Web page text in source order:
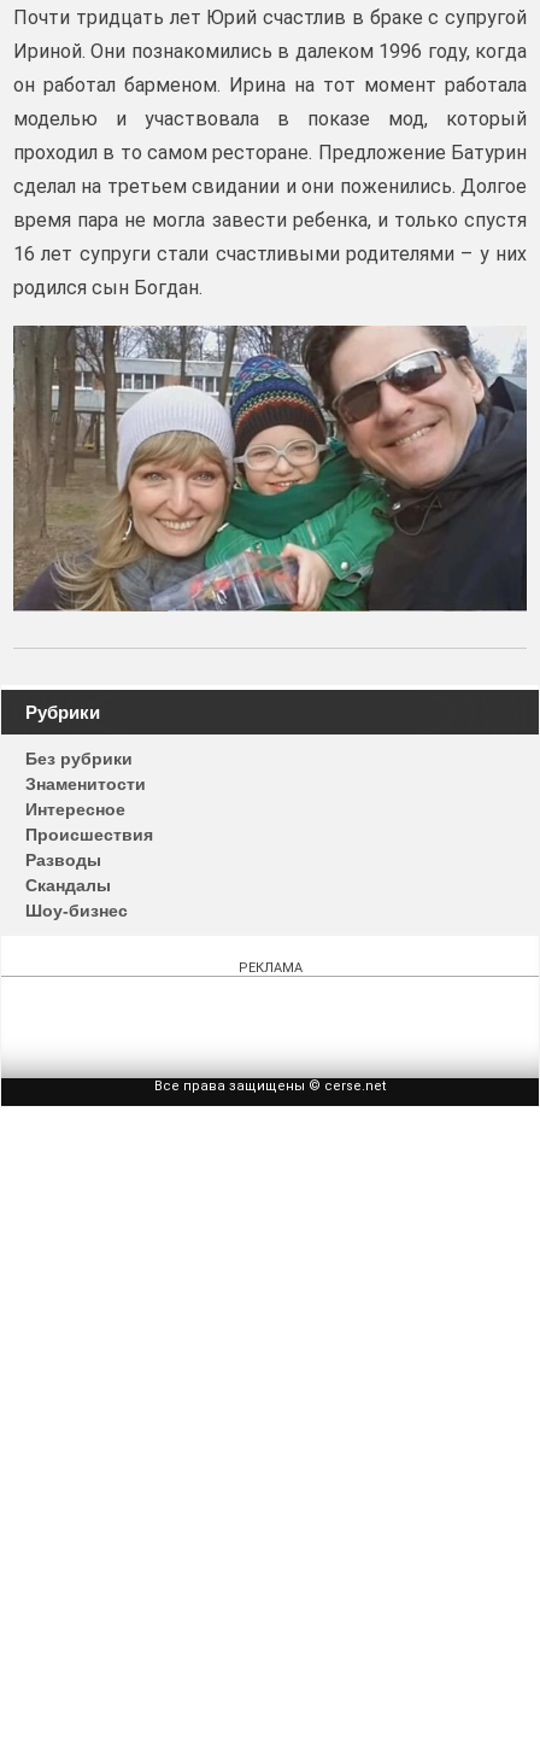
Почти тридцать лет Юрий счастлив в браке с супругой
Ириной. Они познакомились в далеком 1996 году, когда
он работал барменом. Ирина на тот момент работала
моделью и участвовала в показе мод, который
проходил в то самом ресторане. Предложение Батурин
сделал на третьем свидании и они поженились. Долгое
время пара не могла завести ребенка, и только спустя
16 лет супруги стали счастливыми родителями – у них
родился сын Богдан.
Навигация
по
записям
Рубрики
Без рубрики
Знаменитости
Интересное
Происшествия
Разводы
Скандалы
Шоу-бизнес
РЕКЛАМА
Все права защищены © cerse.net